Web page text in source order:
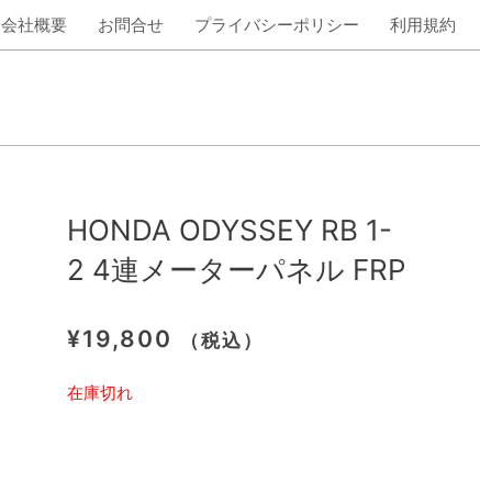
会社概要 お問合せ プライバシーポリシー 利用規約
HONDA ODYSSEY RB 1-
2 4連メーターパネル FRP
¥19,800 （税込）
在庫切れ